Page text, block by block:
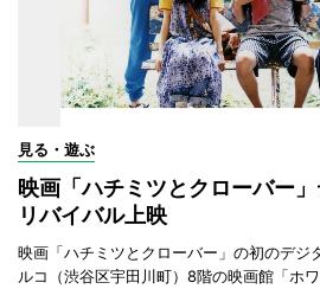
見る・遊ぶ
映画「ハチミツとクローバー
リバイバル上映
映画「ハチミツとクローバー」の初のデジ
ルコ（渋谷区宇田川町）8階の映画館「ホ